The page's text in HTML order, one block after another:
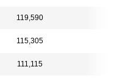
119,590
115,305
111,115